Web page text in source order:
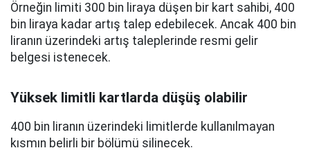
Örneğin limiti 300 bin liraya düşen bir kart sahibi, 400
bin liraya kadar artış talep edebilecek. Ancak 400 bin
liranın üzerindeki artış taleplerinde resmi gelir
belgesi istenecek.
Yüksek limitli kartlarda düşüş olabilir
400 bin liranın üzerindeki limitlerde kullanılmayan
kısmın belirli bir bölümü silinecek.